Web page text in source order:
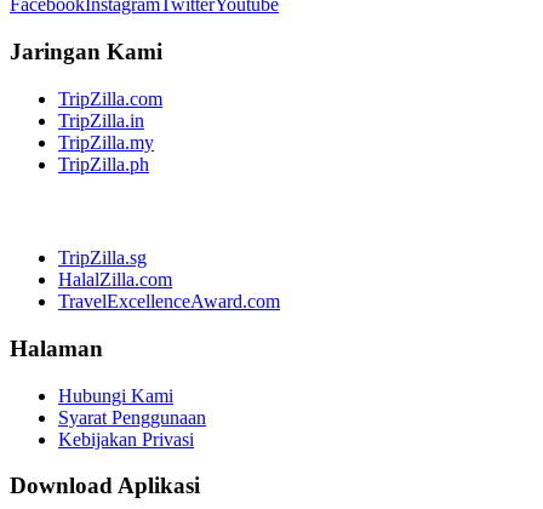
FacebookInstagramTwitterYoutube
Jaringan Kami
TripZilla.com
TripZilla.in
TripZilla.my
TripZilla.ph
TripZilla.sg
HalalZilla.com
TravelExcellenceAward.com
Halaman
Hubungi Kami
Syarat Penggunaan
Kebijakan Privasi
Download Aplikasi